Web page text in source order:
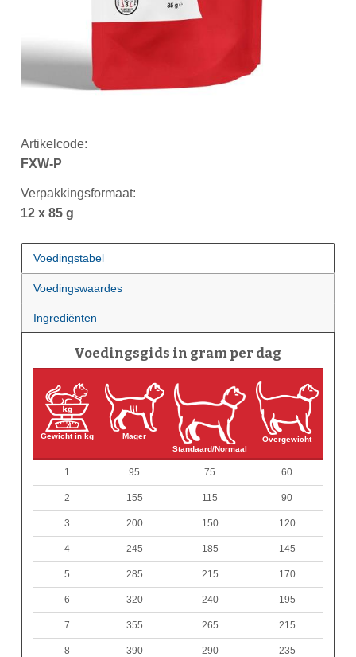
Artikelcode:
FXW-P
Verpakkingsformaat:
12 x 85 g
Voedingstabel
Voedingswaardes
Ingrediënten
Voedingsgids in gram per dag
Gewicht in kg
Mager
Standaard/Normaal
Overgewicht
1 95 75 60
2 155 115 90
3 200 150 120
4 245 185 145
5 285 215 170
6 320 240 195
7 355 265 215
8 390 290 235